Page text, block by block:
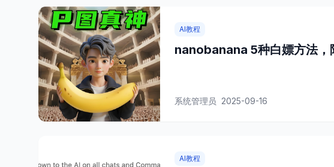
AI教程
nanobanana 5种白嫖方法，
系统管理员 2025-09-16
AI教程